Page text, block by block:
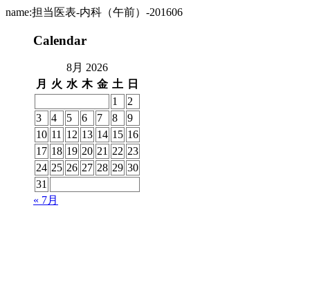
name:担当医表-内科（午前）-201606
Calendar
8月 2026
月
火 水 木 金 土 日
1
2
3
4 5 6 7 8
9
10 11 12 13 14 15 16
17 18 19 20 21 22 23
24 25 26 27 28 29 30
31
« 7月